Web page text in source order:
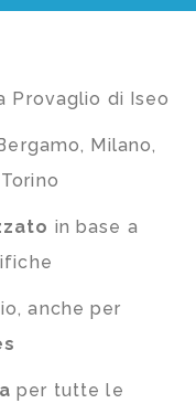
Provaglio di Iseo
Milano,
in base a
anche per
per tutte le